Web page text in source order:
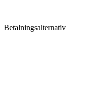
Betalningsalternativ